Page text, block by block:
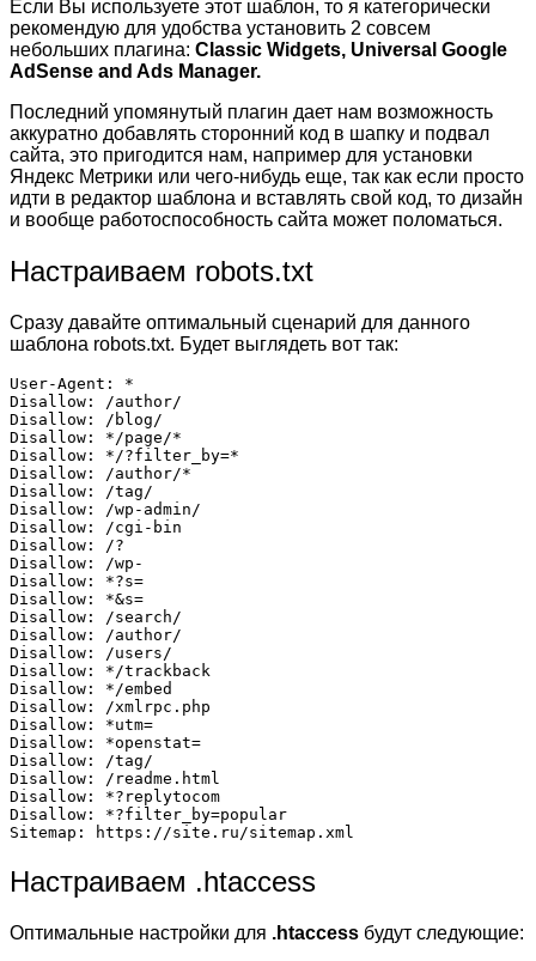
Если Вы используете этот шаблон, то я категорически
рекомендую для удобства установить 2 совсем
небольших плагина: Classic Widgets, Universal Google
AdSense and Ads Manager.
Последний упомянутый плагин дает нам возможность
аккуратно добавлять сторонний код в шапку и подвал
сайта, это пригодится нам, например для установки
Яндекс Метрики или чего-нибудь еще, так как если просто
идти в редактор шаблона и вставлять свой код, то дизайн
и вообще работоспособность сайта может поломаться.
Настраиваем robots.txt
Сразу давайте оптимальный сценарий для данного
шаблона robots.txt. Будет выглядеть вот так:
User-Agent: *
Disallow: /author/
Disallow: /blog/
Disallow: */page/*
Disallow: */?filter_by=*
Disallow: /author/*
Disallow: /tag/
Disallow: /wp-admin/
Disallow: /cgi-bin
Disallow: /?
Disallow: /wp-
Disallow: *?s=
Disallow: *&s=
Disallow: /search/
Disallow: /author/
Disallow: /users/
Disallow: */trackback
Disallow: */embed
Disallow: /xmlrpc.php
Disallow: *utm=
Disallow: *openstat=
Disallow: /tag/
Disallow: /readme.html
Disallow: *?replytocom
Disallow: *?filter_by=popular
Sitemap: https://site.ru/sitemap.xml
Настраиваем .htaccess
Оптимальные настройки для .htaccess будут следующие: